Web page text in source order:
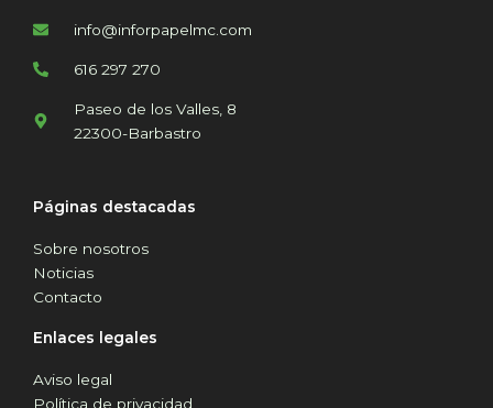
info@inforpapelmc.com
616 297 270
Paseo de los Valles, 8
22300-Barbastro
Páginas destacadas
Sobre nosotros
Noticias
Contacto
Enlaces legales
Aviso legal
Política de privacidad